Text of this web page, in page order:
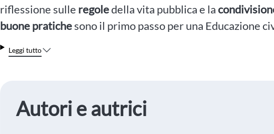
riflessione sulle regoledella vita pubblica e la
buone pratichesono il primo passo per una Educazione
Leggi tutto
Autori e autrici